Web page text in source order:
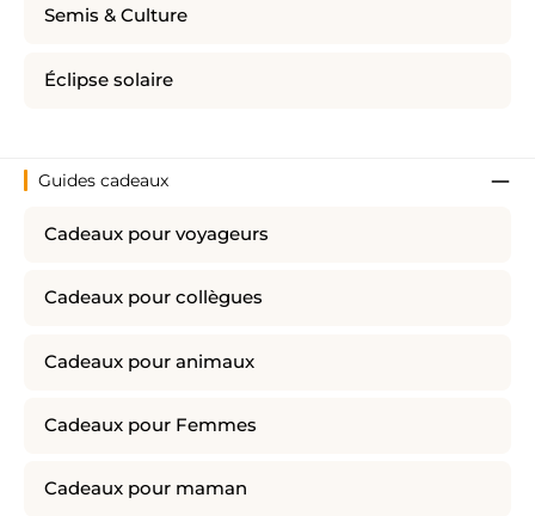
Semis & Culture
Éclipse solaire
Guides cadeaux
Cadeaux pour voyageurs
Cadeaux pour collègues
Cadeaux pour animaux
Cadeaux pour Femmes
Cadeaux pour maman